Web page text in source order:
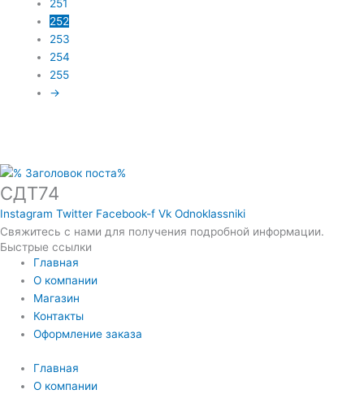
251
252
253
254
255
→
СДТ74
Instagram Twitter Facebook-f Vk Odnoklassniki
Свяжитесь с нами для получения подробной информации.
Быстрые ссылки
Главная
О компании
Магазин
Контакты
Оформление заказа
Главная
О компании